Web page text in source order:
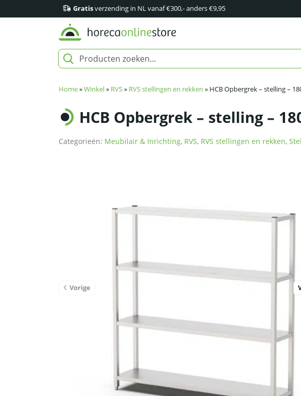
Gratisverzending in NL vanaf €300,- anders €9,95
Home»Winkel» RVS» RVS stellingen en rekken » HCB Opbergrek – stelling –
HCB Opbergrek – stelling –
Categorieën: Meubilair & Inrichting, RVS, RVS stellingen en rekken,
Vorige